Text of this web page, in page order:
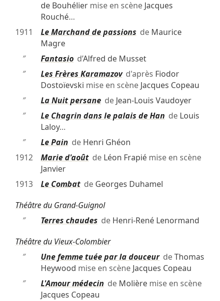
de Bouhéliermise en scène Jacques
Rouché…
1911
Le Marchand de passions de Maurice
Magre
″
Fantasiod’Alfred de Musset
″
Les Frères Karamazovd'après Fiodor
Dostoïevski mise en scène Jacques Copeau
″
La Nuit persanede Jean-Louis Vaudoyer
″
Le Chagrin dans le palais de Han de Louis
Laloy…
″
Le Pain de Henri Ghéon
1912
Marie d'aoûtde Léon Frapiémise en scène
Janvier
1913
Le Combatde Georges Duhamel
Théâtre du Grand-Guignol
″
Terres chaudes de Henri-René Lenormand
Théâtre du Vieux-Colombier
″
Une femme tuée par la douceurdeThomas
Heywood mise en scène Jacques Copeau
″
L'Amour médecin de Molièremise en scène
Jacques Copeau